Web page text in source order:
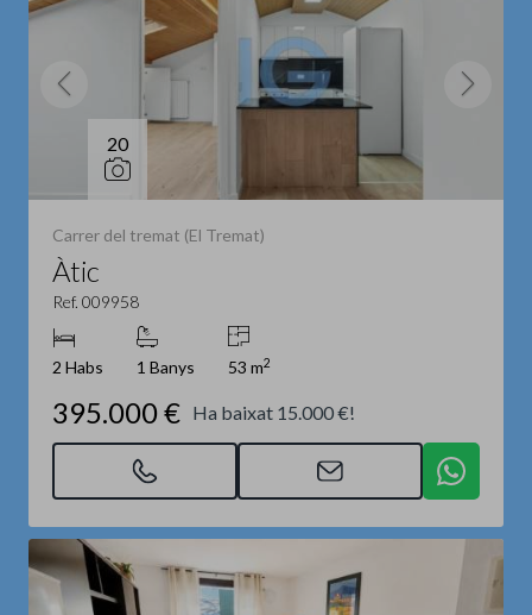
20
Carrer del tremat (El Tremat)
Àtic
Ref. 009958
2 Habs 1 Banys 53 m2
395.000 € Ha baixat 15.000 €!